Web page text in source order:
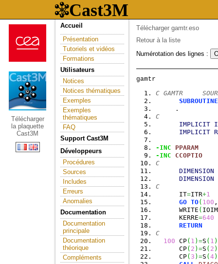
Télécharger
la plaquette
Cast3M
Accueil
Présentation
Tutoriels et vidéos
Formations
Utilisateurs
Notices
Notices thématiques
Exemples
Exemples
thématiques
FAQ
Support Cast3M
Développeurs
Procédures
Sources
Includes
Erreurs
Anomalies
Documentation
Documentation
principale
Documentation
théorique
Compléments
Télécharger gamtr.eso
Retour à la liste
Numérotation des lignes :
C GAMTR
SUBROUTINE
C
IMPLICIT
IMPLICIT
-INC
PPARAM
-INC
CCOPTIO
C
DIMENSION
DIMENSION
C
      IT
=ITR+1
GO TO( 100 ,
      WRITE
(
      KERRE
=640
RETURN
C
100 CP( 1 ) =S ( 1 )
      CP
( 2 ) =S ( 2 )
      CP
( 3 ) =S (4)